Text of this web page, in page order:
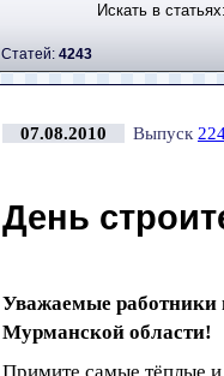
Искать в статьях:
Cтатей: 4243
07.08.2010 Выпуск
День
Уважаемые работники
Мурманской области!